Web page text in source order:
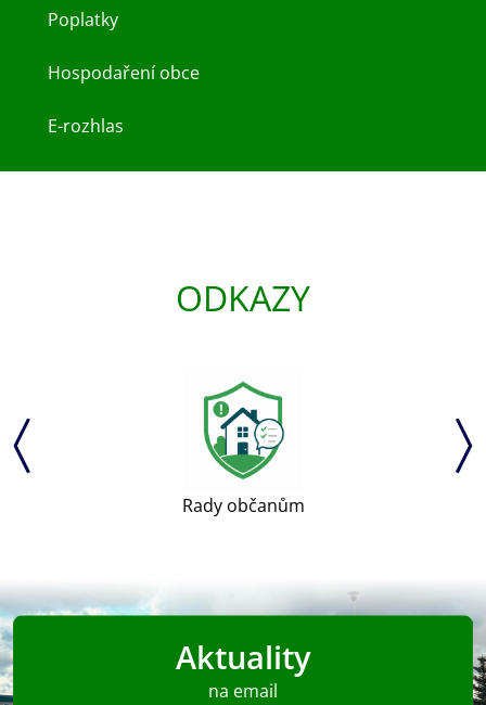
Poplatky
Hospodaření obce
E-rozhlas
ODKAZY
Rady občanům
Aktuality
na email